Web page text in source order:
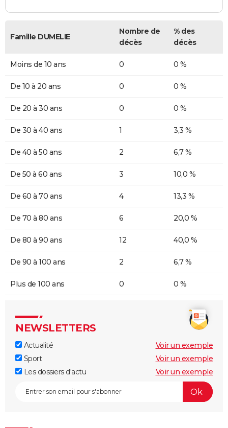
Famille DUMELIE
Nombre de
décès
% des
décès
Moins de 10 ans 0 0 %
De 10 à 20 ans 0 0 %
De 20 à 30 ans 0 0 %
De 30 à 40 ans 1 3,3 %
De 40 à 50 ans 2 6,7 %
De 50 à 60 ans 3 10,0 %
De 60 à 70 ans 4 13,3 %
De 70 à 80 ans 6 20,0 %
De 80 à 90 ans 12 40,0 %
De 90 à 100 ans 2 6,7 %
Plus de 100 ans 0 0 %
NEWSLETTERS
Actualité
Voir un exemple
Sport
Voir un exemple
Les dossiers d'actu
Voir un exemple